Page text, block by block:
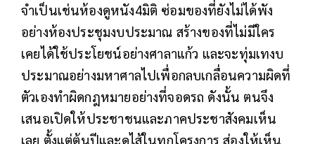
จำเป็นเช่นห้องดูหนัง4มิติ ซ่อมของที่ยังไม่ได้พัง
อย่างห้องประชุมงบประมาณ สร้างของที่ไม่มีใคร
เคยได้ใช้ประโยชน์อย่างศาลาแก้ว และจะทุ่มเทงบ
ประมาณอย่างมหาศาลไปเพื่อกลบเกลื่อนความผิดที่
ตัวเองทำผิดกฎหมายอย่างที่จอดรถ ดังนั้น ตนจึง
เสนอเปิดให้ประชาชนและภาคประชาสังคมเห็น
เลย ตั้งแต่ต้นปีและดูไส้ในทุกโครงการ ส่องให้เห็น